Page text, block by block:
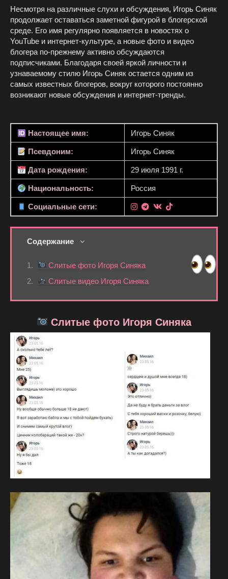
Несмотря на различные слухи и обсуждения, Игорь Синяк
продолжает оставаться заметной фигурой в блогерской
среде. Его имя регулярно появляется в новостях о
YouTube и интернет-культуре, а новые фото и видео
блогера по-прежнему активно обсуждаются
подписчиками. Благодаря своей яркой личности и
узнаваемому стилю Игорь Синяк остается одним из
самых известных блогеров, вокруг которого постоянно
возникают новые обсуждения и интернет-тренды.
Настоящее имя: Игорь Синяк
Псевдоним: Игорь Синяк
Дата рождения: 29 июля 1991 г.
Национальность: Россия
Социальные сети:
Содержание
Слитые фото Игоря Синяка
Слитые видео Игоря Синяка
Слитые фото Игоря Синяка